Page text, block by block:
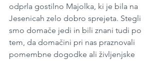
odprla gostilno Majolka, ki je bila na
Jesenicah zelo dobro sprejeta. Stegli
smo domače jedi in bili znani tudi po
tem, da domačini pri nas praznovali
pomembne dogodke ali življenjske